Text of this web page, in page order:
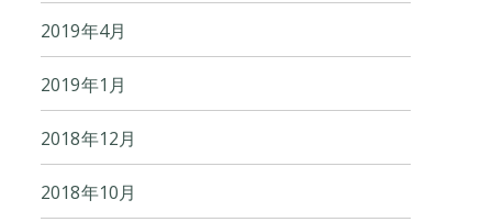
2019年4月
2019年1月
2018年12月
2018年10月